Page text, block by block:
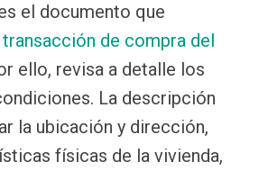
el documento que
de compra del
ello, revisa a detalle los
La descripción
la ubicación y dirección,
físicas de la vivienda,